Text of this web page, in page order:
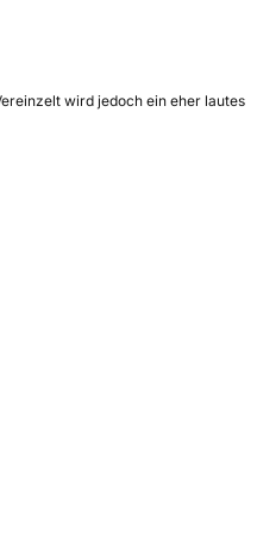
wird jedoch ein eher lautes